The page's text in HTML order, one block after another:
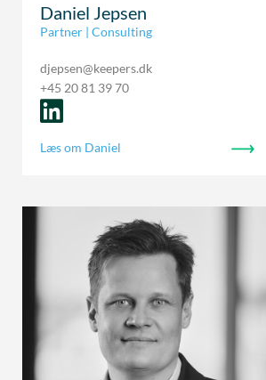
Daniel Jepsen
Partner | Consulting
djepsen@keepers.dk
+45 20 81 39 70
Læs om Daniel